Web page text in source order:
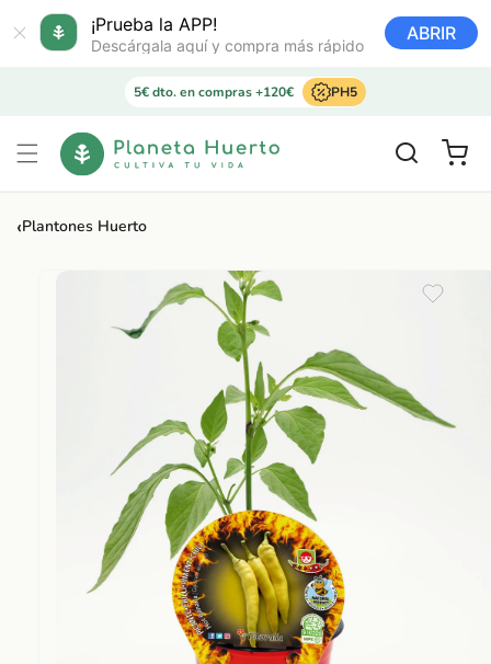
¡Prueba la APP!
Descárgala aquí y compra más rápido
ABRIR
directamente
al contenido
5€ dto. en compras +120€ PH5
Carrito
‹Plantones Huerto
del producto